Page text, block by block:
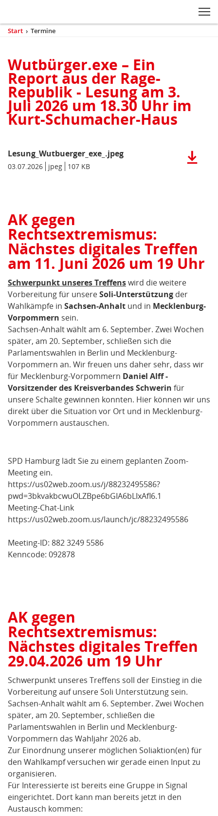
Navigation
Sie
Start › Termine
Termine
Wutbürger.exe – Ein
Report aus der Rage-
Republik - Lesung am 3.
Juli 2026 um 18.30 Uhr im
Kurt-Schumacher-Haus
Lesung_Wutbuerger_exe_.jpeg
Metadaten:
Datum/Gültigkeit:
03.07.2026 Dateiformat:
jpeg Dateigröße:
107 KB
der
AK gegen
Rechtsextremismus:
Nächstes digitales Treffen
am 11. Juni 2026 um 19 Uhr
Schwerpunkt unseres Treffenswird die weitere
Vorbereitung für unsereSoli-Unterstützung der
Wahlkämpfe in Sachsen-Anhalt und in Mecklenburg-
Vorpommern sein.
Sachsen-Anhalt wählt am 6. September. Zwei Wochen
später, am 20. September, schließen sich die
Parlamentswahlen in Berlin und Mecklenburg-
Vorpommern an. Wir freuen uns daher sehr, dass wir
für Mecklenburg-Vorpommern Daniel Alff -
Vorsitzender des Kreisverbandes Schwerin für
unsere Schalte gewinnen konnten. Hier können wir uns
direkt über die Situation vor Ort und in Mecklenburg-
Vorpommern austauschen.
SPD Hamburg lädt Sie zu einem geplanten Zoom-
Meeting ein.
https://us02web.zoom.us/j/88232495586?
pwd=3bkvakbcwuOLZBpe6bGIA6bLIxAfl6.1
Meeting-Chat-Link
https://us02web.zoom.us/launch/jc/88232495586
Meeting-ID: 882 3249 5586
Kenncode: 092878
AK gegen
Rechtsextremismus:
Nächstes digitales Treffen
29.04.2026 um 19 Uhr
Schwerpunkt unseres Treffens soll der Einstieg in die
Vorbereitung auf unsere Soli Unterstützung sein.
Sachsen-Anhalt wählt am 6. September. Zwei Wochen
später, am 20. September, schließen die
Parlamentswahlen in Berlin und Mecklenburg-
Vorpommern das Wahljahr 2026 ab.
Zur Einordnung unserer möglichen Soliaktion(en) für
den Wahlkampf versuchen wir gerade einen Input zu
organisieren.
Für Interessierte ist bereits eine Gruppe in Signal
eingerichtet. Dort kann man bereits jetzt in den
Austausch kommen: